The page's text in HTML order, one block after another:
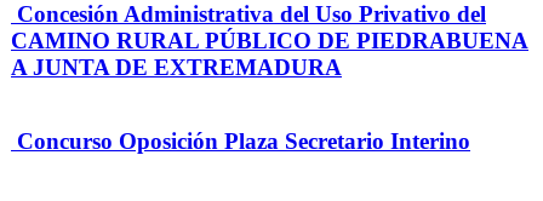
Concesión Administrativa del Uso Privativo del
CAMINO RURAL PÚBLICO DE PIEDRABUENA
A JUNTA DE EXTREMADURA
Concurso Oposición Plaza Secretario Interino